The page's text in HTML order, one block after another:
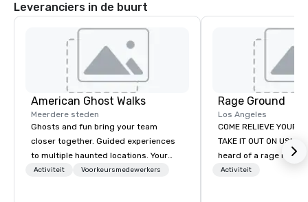
Leveranciers in de buurt
American Ghost Walks
Meerdere steden
Ghosts and fun bring your team
closer together. Guided experiences
to multiple haunted locations. Your
group will be treated to a ghostly
Activiteit Voorkeursmedewerkers
Rage Ground
Los Angeles
COME RELIEVE YOUR
TAKE IT OUT ON US!
heard of a rage room?
everyday folks can
Activiteit